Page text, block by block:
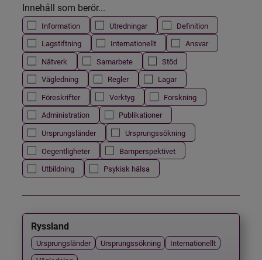
Innehåll som berör...
Information Utredningar
Definition
Lagstiftning
Internationellt
Ansvar
Nätverk
Samarbete
Stöd
Vägledning
Regler
Lagar
Föreskrifter
Verktyg
Forskning
Administration
Publikationer
Ursprungsländer
Ursprungssökning
Oegentligheter
Barnperspektivet
Utbildning
Psykisk hälsa
Ryssland
Ursprungsländer Ursprungssökning
Internationellt